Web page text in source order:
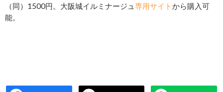
（同）1500円。大阪城イルミナージュ 専用サイトから購入可
能。